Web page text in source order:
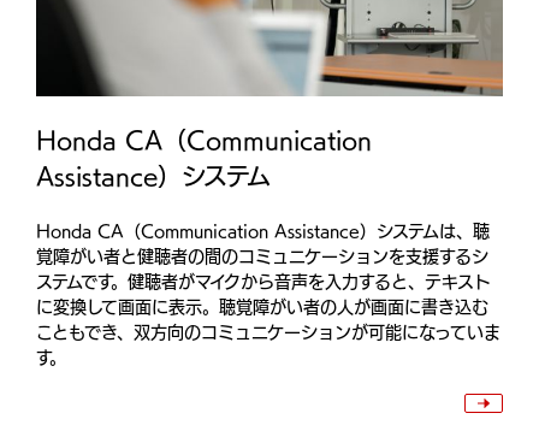
Honda CA（Communication
Assistance）システム
Honda CA（Communication Assistance）システムは、聴
覚障がい者と健聴者の間のコミュニケーションを支援するシ
ステムです。健聴者がマイクから音声を入力すると、テキスト
に変換して画面に表示。聴覚障がい者の人が画面に書き込む
こともでき、双方向のコミュニケーションが可能になっていま
す。